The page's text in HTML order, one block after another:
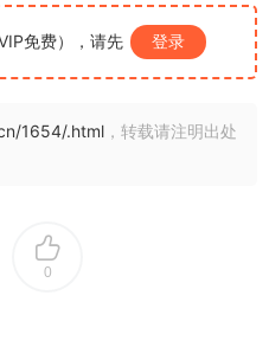
免费），请先 登录
1654/.html ，转载请注明出处
0